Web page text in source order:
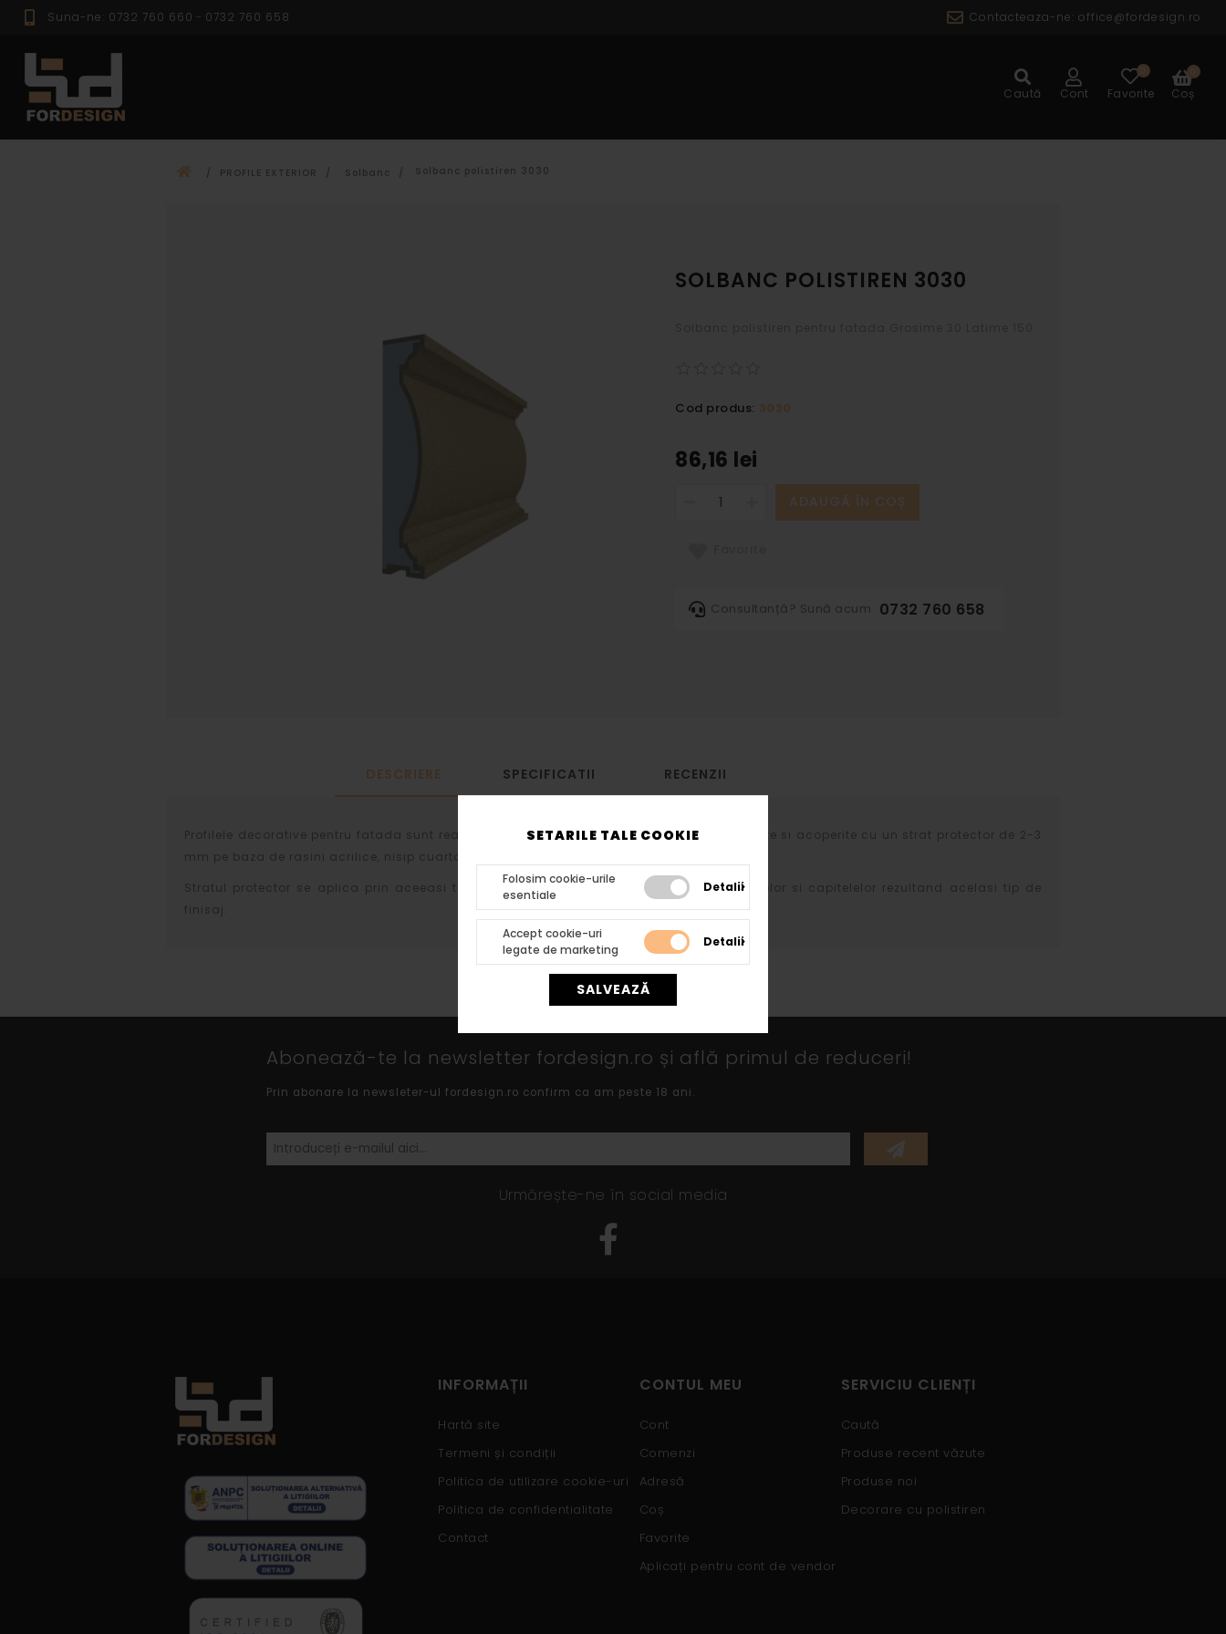
SETARILE TALE COOKIE
Folosim cookie-urile
esentiale
Detalii
Accept cookie-uri
legate de marketing
Detalii
SALVEAZĂ
Suna-ne: 0732 760 660 - 0732 760 658 Contacteaza-ne:office@fordesign.ro
Caută Cont Favorite Coș
/ PROFILE EXTERIOR / Solbanc / Solbanc polistiren 3030
SOLBANC POLISTIREN 3030
Cod produs: 3030
86,16 lei
ADAUGĂ ÎN COȘ
Consultanță? Sună acum 0732 760 658
DESCRIERE SPECIFICATII RECENZII
Profilele decorative pentru fatada sunt realizate din polistiren expandat de inalta densitate si acoperite cu un strat protector de 2-3
mm pe baza de rasini acrilice, nisip cuartos si diversi lianti chimici.
Stratul protector se aplica prin aceeasi tehnologie atat profilelor cat si arcadelor, bazelor si capitelelor rezultand acelasi tip de
finisaj.
Abonează-te la newsletter fordesign.ro și află primul de reduceri!
Prin abonare la newsleter-ul fordesign.ro confirm ca am peste 18 ani.
Urmărește-ne în social media
INFORMAȚII
Hartă site
Termeni și condiții
Politica de utilizare cookie-uri
Politica de confidentialitate
Contact
CONTUL MEU
Cont
Comenzi
Adresă
Coș
Favorite
Aplicați pentru cont de vendor
SERVICIU CLIENȚI
Caută
Produse recent văzute
Produse noi
Decorare cu polistiren